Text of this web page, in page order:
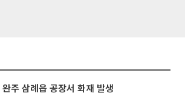
주 삼례읍 공장서 화재 발생